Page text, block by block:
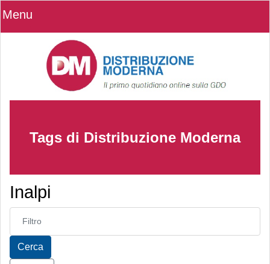
Menu
Tags di Distribuzione Moderna
Inalpi
Inserisci parte del titolo
Cerca